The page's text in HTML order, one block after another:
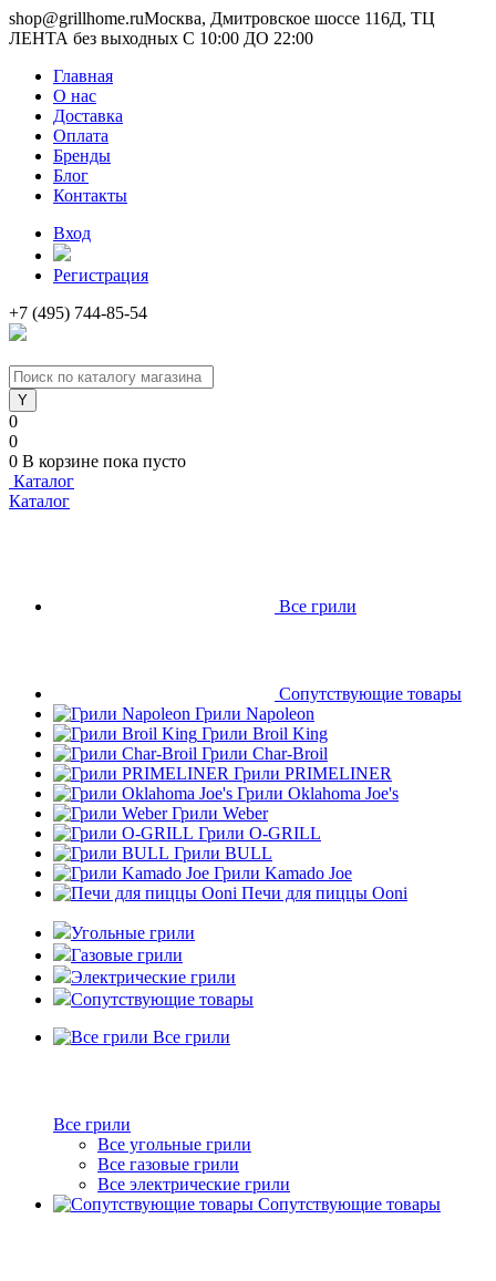
shop@grillhome.ruМосква, Дмитровское шоссе 116Д, ТЦ
ЛЕНТА без выходных С 10:00 ДО 22:00
Главная
О нас
Доставка
Оплата
Бренды
Блог
Контакты
Вход
Регистрация
+7 (495) 744-85-54
0
0
0 В корзине пока пусто
Каталог
Каталог
Все грили
Сопутствующие товары
Грили Napoleon
Грили Broil King
Грили Char-Broil
Грили PRIMELINER
Грили Oklahoma Joe's
Грили Weber
Грили O-GRILL
Грили BULL
Грили Kamado Joe
Печи для пиццы Ooni
Угольные грили
Газовые грили
Электрические грили
Сопутствующие товары
Все грили
Все грили
Все угольные грили
Все газовые грили
Все электрические грили
Сопутствующие товары